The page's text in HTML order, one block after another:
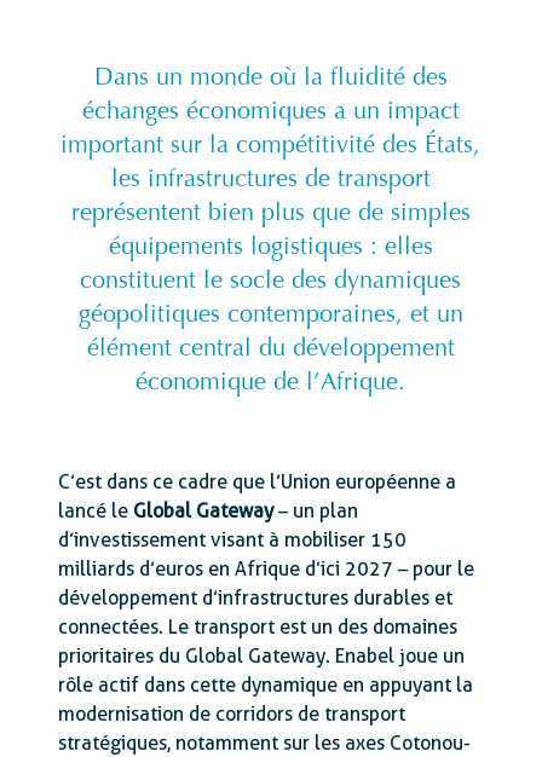
Dans un monde où la fluidité des
échanges économiques a un impact
important sur la compétitivité des États,
les infrastructures de transport
représentent bien plus que de simples
équipements logistiques : elles
constituent le socle des dynamiques
géopolitiques contemporaines, et un
élément central du développement
économique de l’Afrique.
C’est dans ce cadre que l’Union européenne a
lancé le Global Gateway– un plan
d’investissement visant à mobiliser 150
milliards d’euros en Afrique d’ici 2027 – pour le
développement d’infrastructures durables et
connectées. Le transport est un des domaines
prioritaires du Global Gateway. Enabel joue un
rôle actif dans cette dynamique en appuyant la
modernisation de corridors de transport
stratégiques, notamment sur les axes Cotonou-